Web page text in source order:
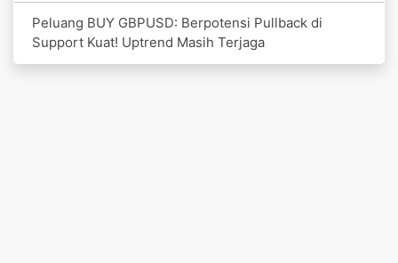
Peluang BUY GBPUSD: Berpotensi Pullback di
Support Kuat! Uptrend Masih Terjaga